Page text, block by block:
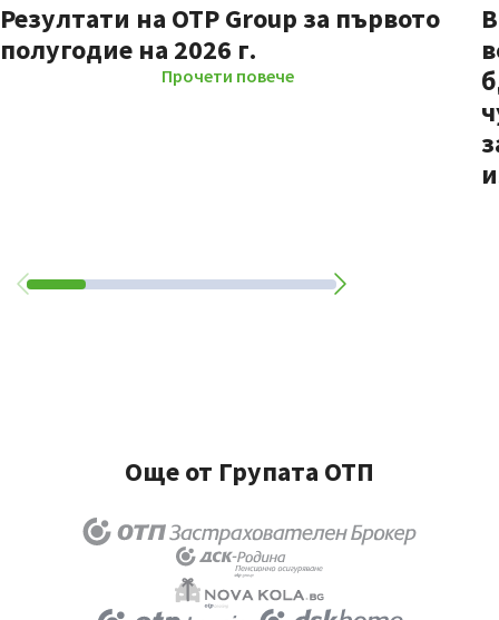
Резултати на OTP Group за първото
полугодие на 2026 г.
Прочети повече
Още от Групата ОТП